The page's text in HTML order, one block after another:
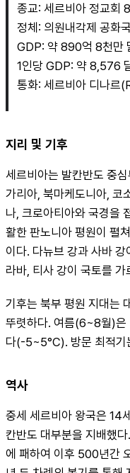
종교: 세르비아 정교회
정체: 의원내각제 공화국
GDP: 약 890억 8천만
1인당 GDP: 약 8,576
통화: 세르비아 디나르
지리 및 기후
세르비아는 발칸반도 중
가리아, 북마케도니아, 코
나, 크로아티아와 국경을
활한 판노니아 평원이 펼
이다. 다뉴브 강과 사바
라바, 티사 강이 국토를 가
기후는 북부 평원 지대는
뚜렷하다. 여름(6~8월)
다(-5~5°C). 방문 최적
역사
중세 세르비아 왕국은 14
칸반도 대부분을 지배했
에 패하여 이후 500년간